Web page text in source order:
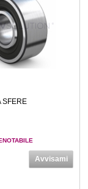
SFERE
Avvisami